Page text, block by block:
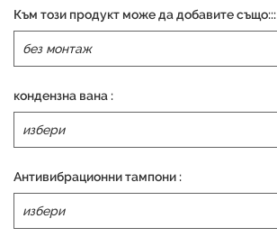
Към този продукт може да добавите също:::
кондензна вана :
Антивибрационни тампони :